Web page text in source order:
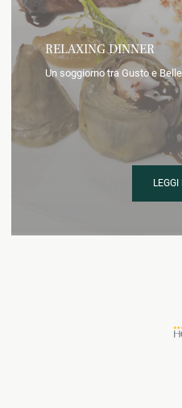
RELAXING DINNER
Un soggiorno tra Gusto e
LEGGI